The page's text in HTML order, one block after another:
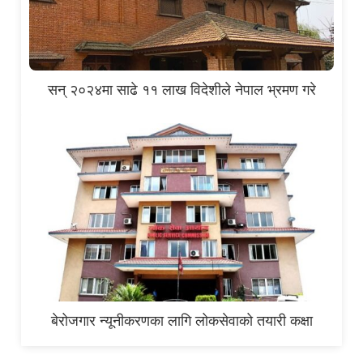
सन् २०२४मा साढे ११ लाख विदेशीले नेपाल भ्रमण गरे
बेरोजगार न्यूनीकरणका लागि लोकसेवाको तयारी कक्षा